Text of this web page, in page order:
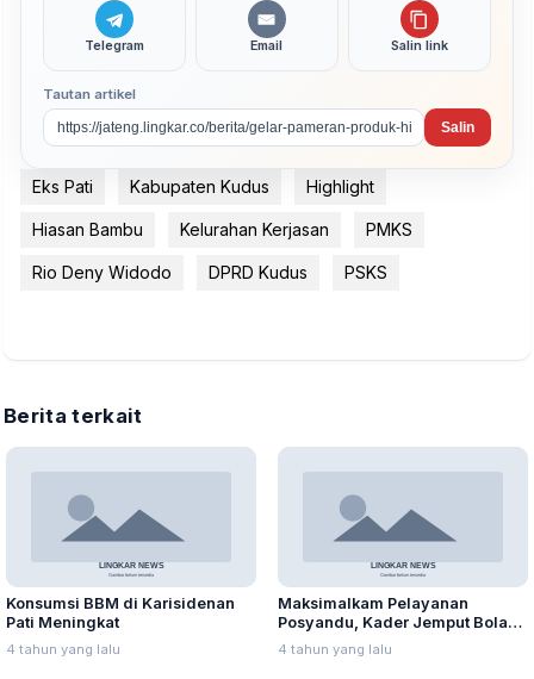
Telegram Email Salin link
Tautan artikel
Salin
Eks Pati Kabupaten Kudus Highlight
Hiasan Bambu Kelurahan Kerjasan PMKS
Rio Deny Widodo DPRD Kudus PSKS
Berita terkait
Konsumsi BBM di Karisidenan
Pati Meningkat
4 tahun yang lalu
Maksimalkam Pelayanan
Posyandu, Kader Jemput Bola
ke Rumah Warga
4 tahun yang lalu